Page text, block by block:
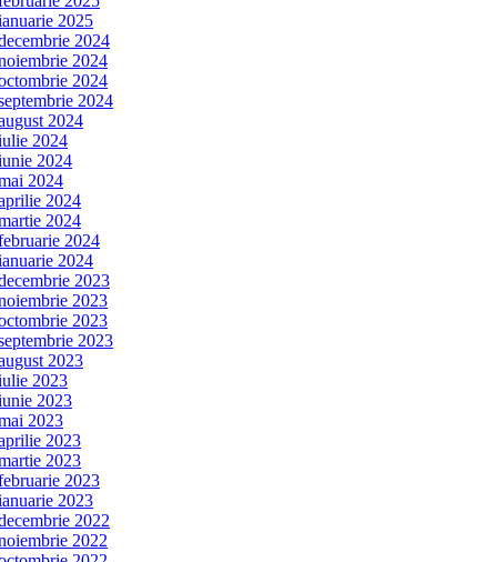
2025
2024
2024
2024
2024
2024
2024
2024
2024
2024
2024
2024
2024
2023
2023
2023
2023
2023
2023
2023
2023
2023
2023
2023
2023
2022
2022